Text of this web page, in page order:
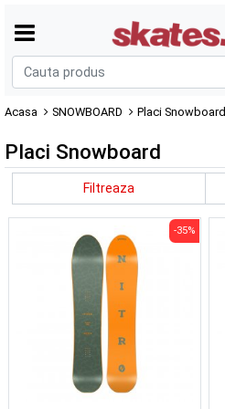
Acasa SNOWBOARD Placi Snowboard
Placi Snowboard
Filtreaza
-35%